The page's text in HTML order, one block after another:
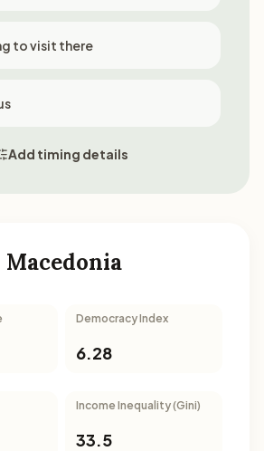
to visit there
Add timing details
Democracy Index
6.28
Income Inequality (Gini)
33.5